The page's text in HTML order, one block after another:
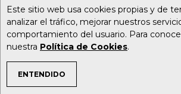
Este sitio web usa cookies propias y de
analizar el tráfico, mejorar nuestros
comportamiento del usuario. Para
nuestra Política de Cookies.
ENTENDIDO
TEMAS DE INTERÉS